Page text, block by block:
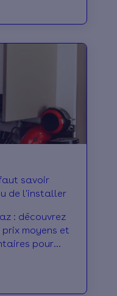
savoir
de l'installer
: découvrez
moyens et
pour